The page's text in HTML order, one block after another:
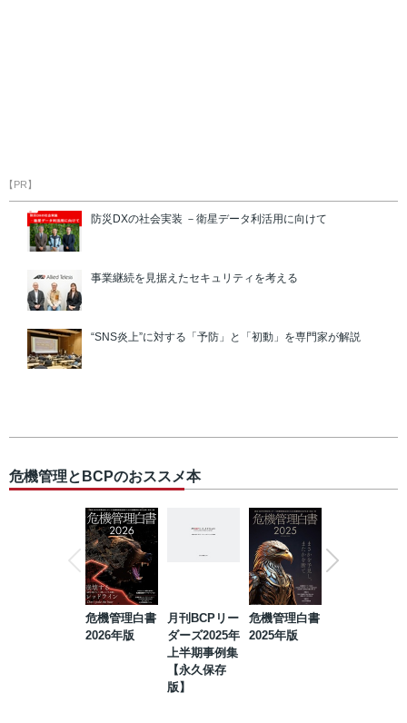
【PR】
防災DXの社会実装 －衛星データ利活用に向けて
事業継続を見据えたセキュリティを考える
“SNS炎上”に対する「予防」と「初動」を専門家が解説
危機管理とBCPのおススメ本
危機管理白書
2026年版
月刊BCPリー
ダーズ2025年
上半期事例集
【永久保存
版】
危機管理白書
2025年版